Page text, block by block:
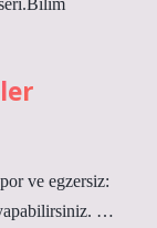
ve egzersiz:
…